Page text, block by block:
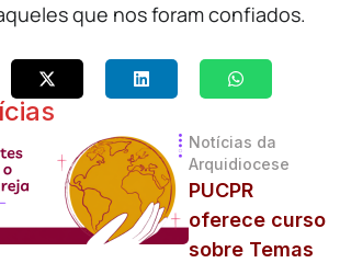
que nos foram confiados.
Notícias da
Arquidiocese
PUCPR
oferece curso
sobre Temas